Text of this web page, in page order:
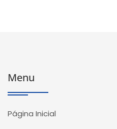
Menu
Página Inicial